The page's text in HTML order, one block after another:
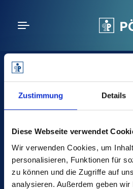
Zustimmung Details
Diese Webseite verwendet
Wir verwenden Cookies, um
personalisieren, Funktionen für
zu können und die Zugriffe auf
analysieren. Außerdem geben
Follow us
Pöppelmann GmbH & Co. KG
Kunststoffwerk – Werkzeugbau